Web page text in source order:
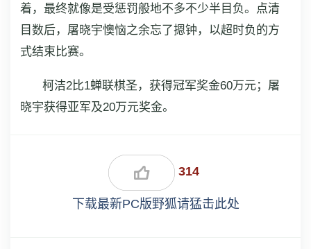
着，最终就像是受惩罚般地不多不少半目负。点清
目数后，屠晓宇懊恼之余忘了摁钟，以超时负的方
式结束比赛。
柯洁2比1蝉联棋圣，获得冠军奖金60万元；屠
晓宇获得亚军及20万元奖金。
314
下载最新PC版野狐请猛击此处